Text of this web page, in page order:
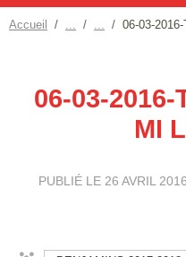
Accueil 06-03-
06-03-2016-
MI
PUBLIÉ LE 26 AVRIL 2016